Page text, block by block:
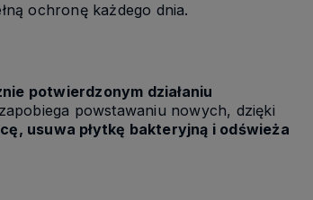
ochronę każdego dnia.
potwierdzonym działaniu
powstawaniu nowych, dzięki
usuwa płytkę bakteryjną i odświeża